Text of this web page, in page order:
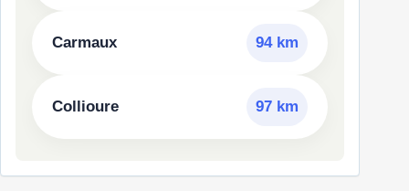
Carmaux 94 km
Collioure 97 km